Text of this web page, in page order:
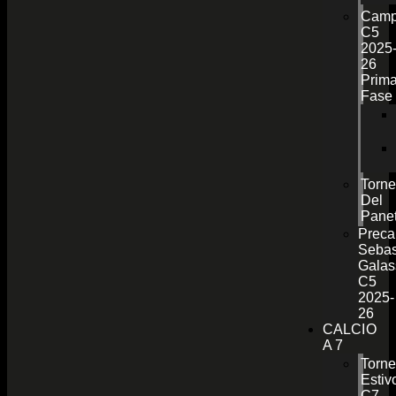
C5
2025-
26
Fase
Del
C5
2025-
26
CALCIO
A 7